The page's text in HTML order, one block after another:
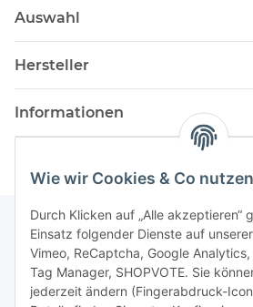
Wie wir Cookies & Co nutzen
Durch Klicken auf „Alle akzeptieren“
Einsatz folgender Dienste auf
Vimeo, ReCaptcha, Google
Tag Manager, SHOPVOTE. Sie
jederzeit ändern (Fingerabdruck-
Auswahl
Hersteller
Informationen
Newsletter
Bitte senden Sie mir